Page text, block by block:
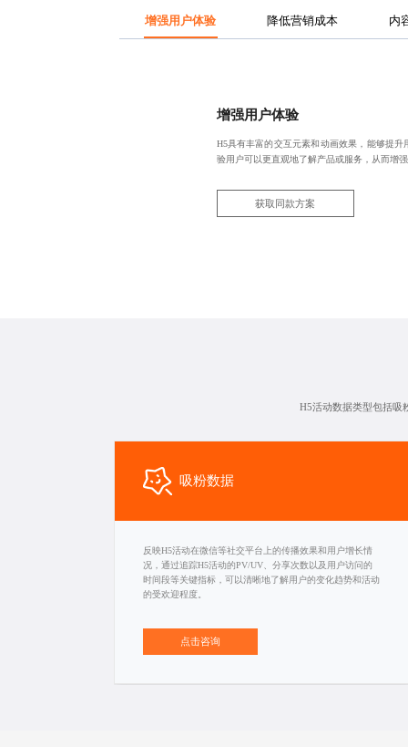
增强用户体验 降低营销成本 内
增强用户体验
H5具有丰富的交互元素和动画效果，能够提
验用户可以更直观地了解产品或服务，从而增
获取同款方案
H5活动数据类型包括吸
吸粉数据
反映H5活动在微信等社交平台上的传播效果和用户增长情
况，通过追踪H5活动的PV/UV、分享次数以及用户访问的
时间段等关键指标，可以清晰地了解用户的变化趋势和活动
的受欢迎程度。
点击咨询